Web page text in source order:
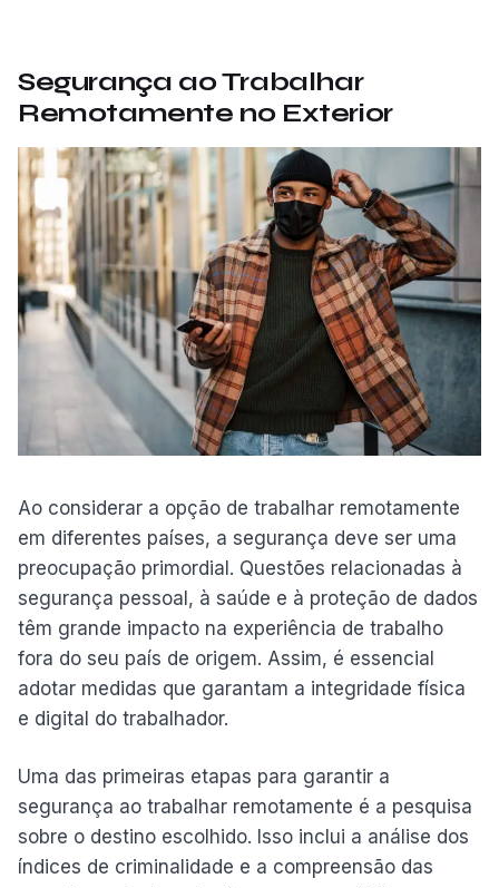
Segurança ao Trabalhar
Remotamente no Exterior
Ao considerar a opção de trabalhar remotamente
em diferentes países, a segurança deve ser uma
preocupação primordial. Questões relacionadas à
segurança pessoal, à saúde e à proteção de dados
têm grande impacto na experiência de trabalho
fora do seu país de origem. Assim, é essencial
adotar medidas que garantam a integridade física
e digital do trabalhador.
Uma das primeiras etapas para garantir a
segurança ao trabalhar remotamente é a pesquisa
sobre o destino escolhido. Isso inclui a análise dos
índices de criminalidade e a compreensão das